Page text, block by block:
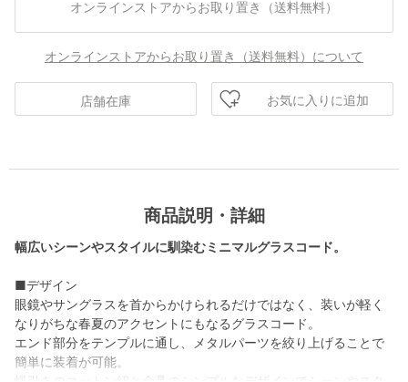
オンラインストアからお取り置き（送料無料）
オンラインストアからお取り置き（送料無料）について
店舗在庫 お気に入りに追加
商品説明・詳細
幅広いシーンやスタイルに馴染むミニマルグラスコード。
■デザイン
眼鏡やサングラスを首からかけられるだけではなく、装いが軽く
なりがちな春夏のアクセントにもなるグラスコード。
エンド部分をテンプルに通し、メタルパーツを絞り上げることで
簡単に装着が可能。